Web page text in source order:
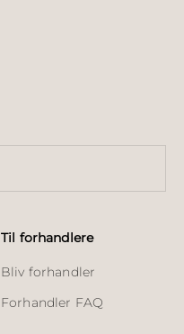
Til forhandlere
Bliv forhandler
Forhandler FAQ